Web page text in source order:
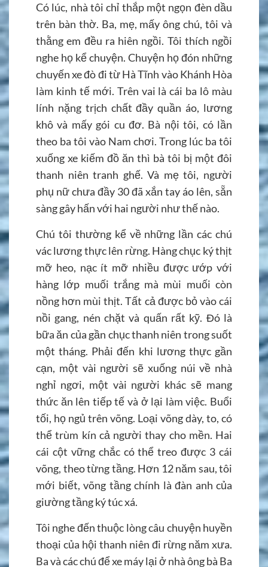
Có lúc, nhà tôi chỉ thắp một ngọn đèn dầu
trên bàn thờ. Ba, mẹ, mấy ông chú, tôi và
thằng em đều ra hiên ngồi. Tôi thích ngồi
nghe họ kể chuyện. Chuyện họ đón những
chuyến xe đò đi từ Hà Tĩnh vào Khánh Hòa
làm kinh tế mới. Trên vai là cái ba lô màu
lính nặng trịch chất đầy quần áo, lương
khô và mấy gói cu đơ. Bà nội tôi, có lần
theo ba tôi vào Nam chơi. Trong lúc ba tôi
xuống xe kiếm đồ ăn thì bà tôi bị một đôi
thanh niên tranh ghế. Và mẹ tôi, người
phụ nữ chưa đầy 30 đã xắn tay áo lên, sẵn
sàng gây hấn với hai người như thế nào.
Chú tôi thường kể về những lần các chú
vác lương thực lên rừng. Hàng chục ký thịt
mỡ heo, nạc ít mỡ nhiều được ướp với
hàng lớp muối trắng mà mùi muối còn
nồng hơn mùi thịt. Tất cả được bỏ vào cái
nồi gang, nén chặt và quấn rất kỹ. Đó là
bữa ăn của gần chục thanh niên trong suốt
một tháng. Phải đến khi lương thực gần
cạn, một vài người sẽ xuống núi về nhà
nghỉ ngơi, một vài người khác sẽ mang
thức ăn lên tiếp tế và ở lại làm việc. Buổi
tối, họ ngủ trên võng. Loại võng dày, to, có
thể trùm kín cả người thay cho mền. Hai
cái cột vững chắc có thể treo được 3 cái
võng, theo từng tầng. Hơn 12 năm sau, tôi
mới biết, võng tầng chính là đàn anh của
giường tầng ký túc xá.
Tôi nghe đến thuộc lòng câu chuyện huyền
thoại của hội thanh niên đi rừng năm xưa.
Ba và các chú để xe máy lại ở nhà ông bà Ba